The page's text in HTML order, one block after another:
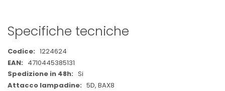
Specifiche tecniche
Maggiori
Informazioni
1224624
4710445385131
Si
5D, BAX8